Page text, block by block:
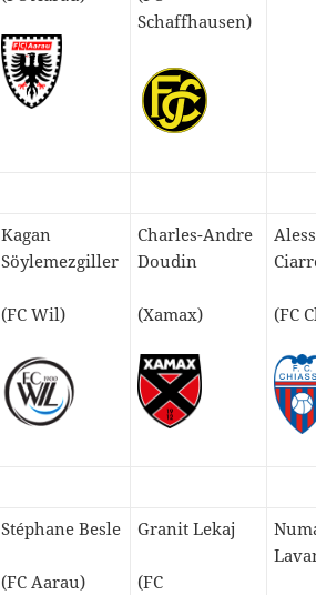
Schaffhausen)
Kagan
Söylemezgiller
(FC Wil)
Charles-Andre
Doudin
(Xamax) (FC
Stéphane Besle
(FC Aarau)
Granit Lekaj
(FC